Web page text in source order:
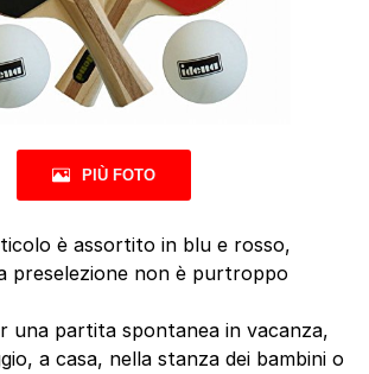
PIÙ FOTO
è assortito in blu e rosso,
preselezione non è purtroppo
una partita spontanea in vacanza,
a casa, nella stanza dei bambini o